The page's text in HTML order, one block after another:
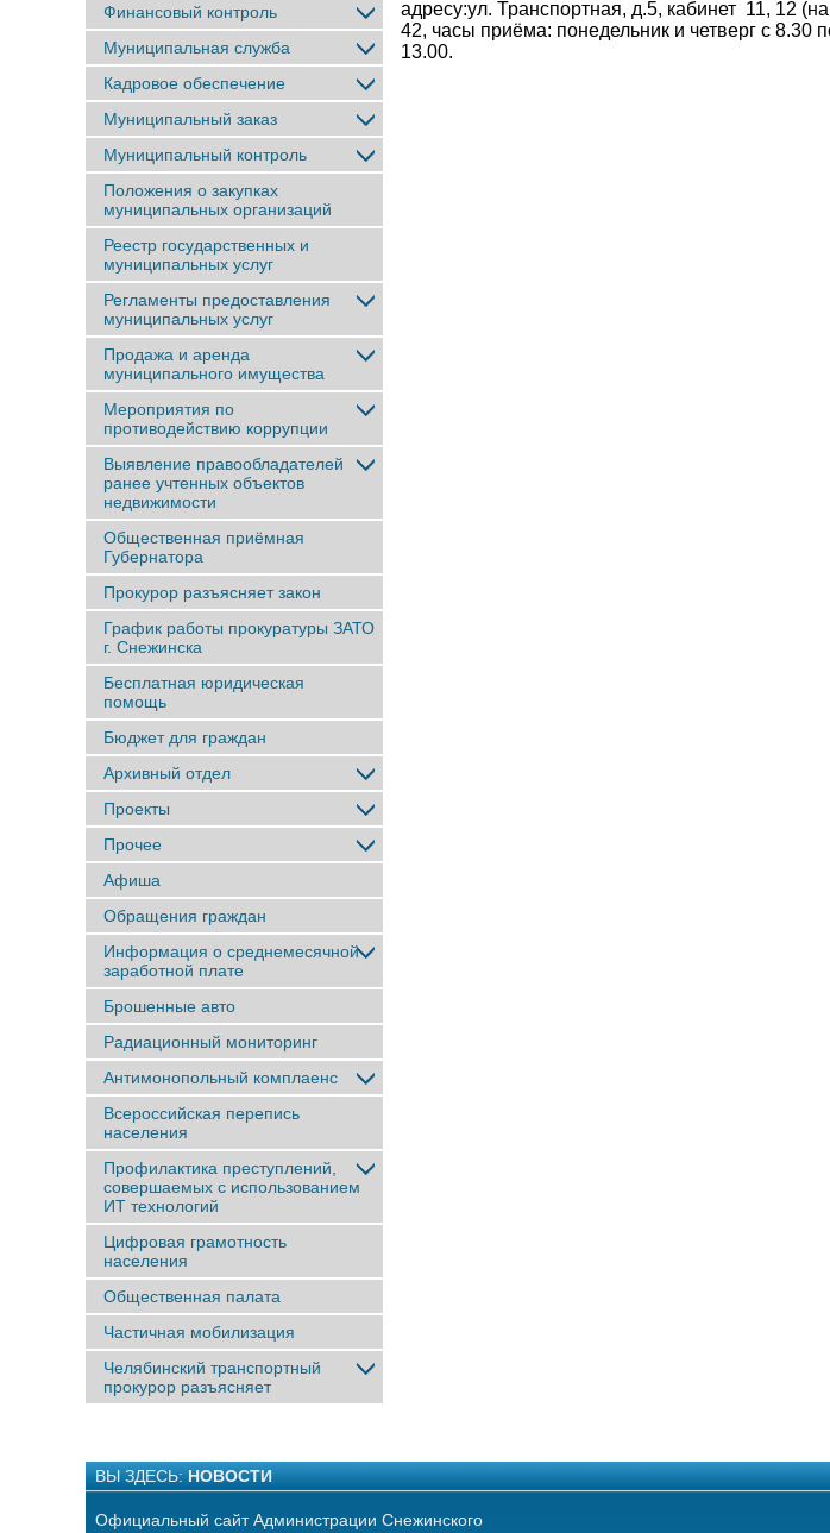
Финансовый контроль
Муниципальная служба
Кадровое обеспечение
Муниципальный заказ
Муниципальный контроль
Положения о закупках
муниципальных организаций
Реестр государственных и
муниципальных услуг
Регламенты предоставления
муниципальных услуг
Продажа и аренда
муниципального имущества
Мероприятия по
противодействию коррупции
Выявление правообладателей
ранее учтенныx объектов
недвижимости
Общественная приёмная
Губернатора
Прокурор разъясняет закон
График работы прокуратуры ЗАТО
г. Снежинска
Бесплатная юридическая
помощь
Бюджет для граждан
Архивный отдел
Проекты
Прочее
Афиша
Обращения граждан
Информация о среднемесячной
заработной плате
Брошенные авто
Радиационный мониторинг
Антимонопольный комплаенс
Всероссийская перепись
населения
Профилактика преступлений,
совершаемых с использованием
ИТ технологий
Цифровая грамотность
населения
Общественная палата
Частичная мобилизация
Челябинский транспортный
прокурор разъясняет
адресу:ул. Транспортная, д.5, кабинет 11, 12
42, часы приёма: понедельник и четверг с
13.00.
ВЫ ЗДЕСЬ: НОВОСТИ
Официальный сайт Администрации Снежинского